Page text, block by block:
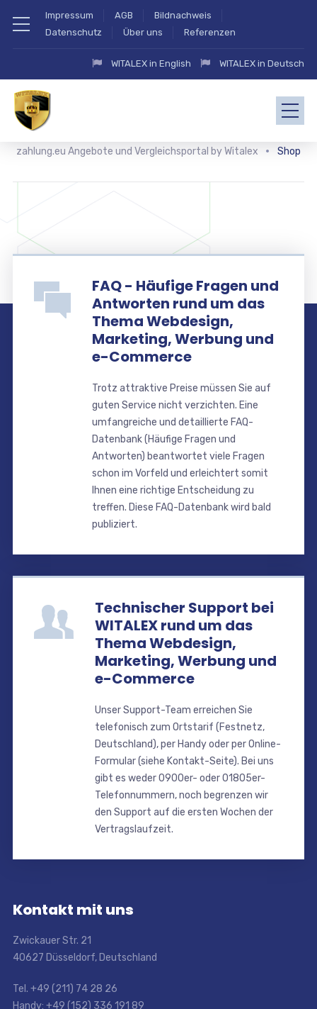
Impressum AGB
Bildnachweis
Datenschutz
Über uns Referenzen
WITALEX in English WITALEX in Deutsch
zahlung.eu Angebote und Vergleichsportal by Witalex Shop
FAQ - Häufige Fragen und
Antworten rund um das
Thema Webdesign,
Marketing, Werbung und
e-Commerce
Trotz attraktive Preise müssen Sie auf
guten Service nicht verzichten. Eine
umfangreiche und detaillierte FAQ-
Datenbank (Häufige Fragen und
Antworten) beantwortet viele Fragen
schon im Vorfeld und erleichtert somit
Ihnen eine richtige Entscheidung zu
treffen. Diese FAQ-Datenbank wird bald
publiziert.
Technischer Support bei
WITALEX rund um das
Thema Webdesign,
Marketing, Werbung und
e-Commerce
Unser Support-Team erreichen Sie
telefonisch zum Ortstarif (Festnetz,
Deutschland), per Handy oder per Online-
Formular (siehe Kontakt-Seite). Bei uns
gibt es weder 0900er- oder 01805er-
Telefonnummern, noch begrenzen wir
den Support auf die ersten Wochen der
Vertragslaufzeit.
Kontakt mit uns
Zwickauer Str. 21
40627 Düsseldorf, Deutschland
Tel. +49 (211) 74 28 26
Handy: +49 (152) 336 191 89